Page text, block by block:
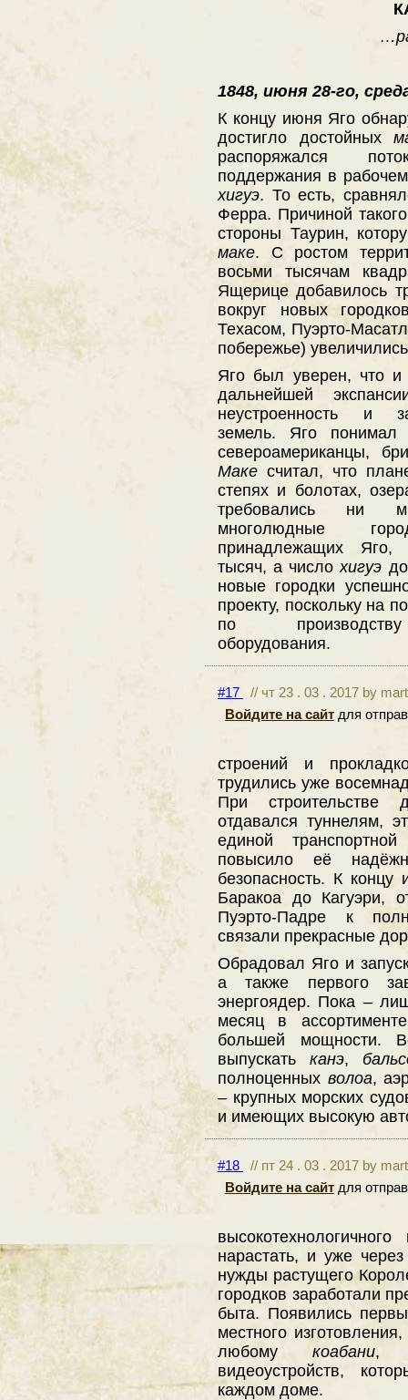
1848, июня 28-го,
К концу июня Яго
достигло достойных
распоряжался
поддержания в
хигуэ. То есть,
Ферра. Причиной
стороны Таурин,
маке. С ростом
восьми тысячам
Ящерице добавилось
вокруг новых
Техасом, Пуэрто-
побережье)
Яго был уверен, что
дальнейшей
неустроенность и
земель. Яго
североамериканцы,
Маке считал, что
степях и болотах,
требовались ни
многолюдные
принадлежащих Яго,
тысяч, а числохигуэ
новые городки
проекту, поскольку на
по производству
оборудования.
#17
// чт 23 . 03 . 2017 by
Войдите на сайт для
строений и
трудились уже
При строительстве
отдавался туннелям,
единой
повысило её
безопасность. К
Баракоа до Кагуэри,
Пуэрто-Падре к
связали прекрасные
Обрадовал Яго и
а также первого
энергоядер. Пока –
месяц в
большей мощности.
выпускать канэ,
полноценных волоа,
– крупных морских
и имеющих высокую
#18
// пт 24 . 03 . 2017 by
Войдите на сайт для
нарастать, и уже
нужды растущего
городков заработали
быта. Появились
местного
любомукоабани,
видеоустройств,
каждом доме.